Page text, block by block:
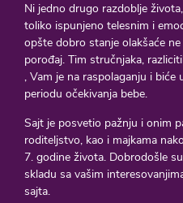
Ni jedno drugo razdoblje
toliko ispunjeno telesnim i
opšte dobro stanje olakšaće
porođaj. Tim stručnjaka,
, Vam je na raspolaganju i
periodu očekivanja bebe.
Sajt je posvetio pažnju i onim
roditeljstvo, kao i majkama
7. godine života. Dobrodošle
skladu sa vašim
sajta.